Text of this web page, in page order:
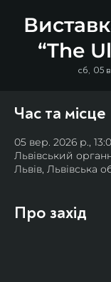
“The
сб, 05
Час та місце
05 вер. 2026 р.,
Львівський
Львів, Львівська
Про захід